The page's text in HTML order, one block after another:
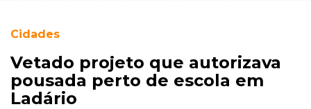
Cidades
Vetado projeto que autorizava
pousada perto de escola em
Ladário